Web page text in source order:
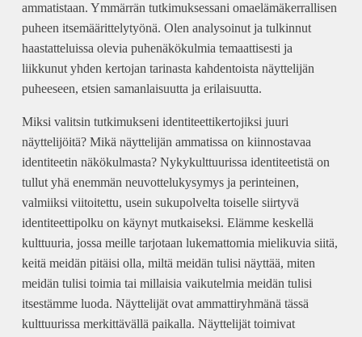
ammatistaan. Ymmärrän tutkimuksessani omaelämäkerrallisen
puheen itsemäärittelytyönä. Olen analysoinut ja tulkinnut
haastatteluissa olevia puhenäkökulmia temaattisesti ja
liikkunut yhden kertojan tarinasta kahdentoista näyttelijän
puheeseen, etsien samanlaisuutta ja erilaisuutta.
Miksi valitsin tutkimukseni identiteettikertojiksi juuri
näyttelijöitä? Mikä näyttelijän ammatissa on kiinnostavaa
identiteetin näkökulmasta? Nykykulttuurissa identiteetistä on
tullut yhä enemmän neuvottelukysymys ja perinteinen,
valmiiksi viitoitettu, usein sukupolvelta toiselle siirtyvä
identiteettipolku on käynyt mutkaiseksi. Elämme keskellä
kulttuuria, jossa meille tarjotaan lukemattomia mielikuvia siitä,
keitä meidän pitäisi olla, miltä meidän tulisi näyttää, miten
meidän tulisi toimia tai millaisia vaikutelmia meidän tulisi
itsestämme luoda. Näyttelijät ovat ammattiryhmänä tässä
kulttuurissa merkittävällä paikalla. Näyttelijät toimivat